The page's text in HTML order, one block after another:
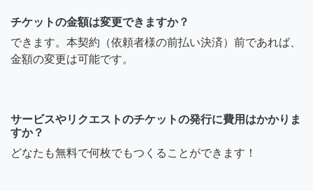
チケットの金額は変更できますか？
できます。本契約（依頼者様の前払い決済）前であれば、
金額の変更は可能です。
サービスやリクエストのチケットの発行に費用はかかりま
すか？
どなたも無料で何枚でもつくることができます！